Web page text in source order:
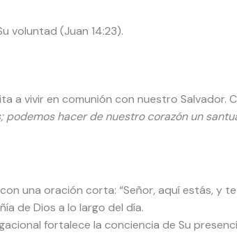
voluntad (Juan 14:23).
a vivir en comunión con nuestro Salvador.
hacer de nuestro corazón un
una oración corta: “Señor, aquí estás, y te
de Dios a lo largo del día.
fortalece la conciencia de Su